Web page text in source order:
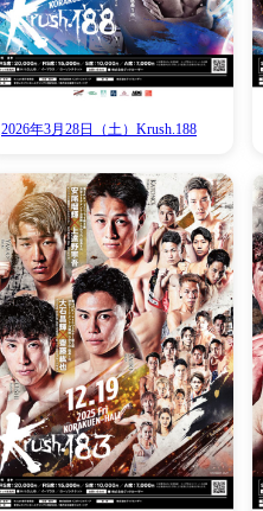
総合トップ
K-1 WGP
Krush
Krush-EX
K-1アマチュア
K-1甲子園・カ
K-1 AWARDS
K-
1.SHOP
（
ズ）
K-
1.SHOP
（チ
ト）
ギャラリー（ポ
ー）
2026年3月28日（土）Krush.188